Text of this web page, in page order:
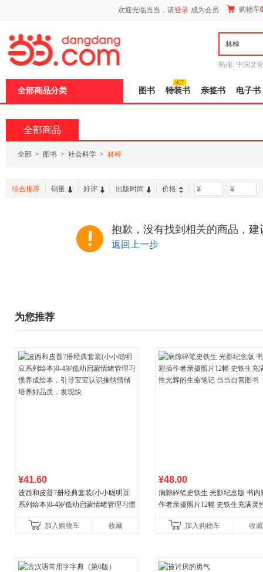
欢迎光临当当，请登录 成为会员 购物车
热搜: 中国文
全部商品分类 图书 特装书 亲签书 电子书
全部商品
全部 > 图书 > 社会科学 > 林棹
综合排序 销量 好评 出版时间 价格 -
抱歉，没有找到相关的商品，
返回上一步
为您推荐
¥41.60
波西和皮普7册经典套装(小小聪明豆
系列绘本)0-4岁低幼启蒙情绪管理习惯
养好品质，发现快
加入购物车 收藏
¥48.00
病隙碎笔史铁生 光影纪念版 书内
作者亲摄照片12幅 史铁生充满灵
加入购物车
收藏
页
加